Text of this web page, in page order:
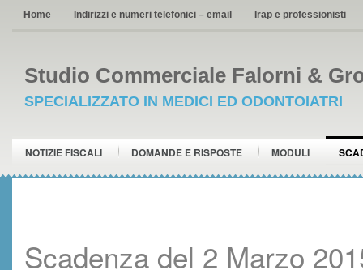
Home Indirizzi e numeri telefonici – email Irap e professionisti
Studio Commerciale Falorni &
SPECIALIZZATO IN MEDICI ED ODONTOIATRI
NOTIZIE FISCALI DOMANDE E RISPOSTE MODULI
Scadenza del 2 Marzo